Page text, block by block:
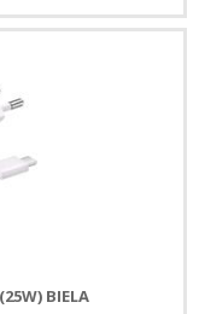
BIELA